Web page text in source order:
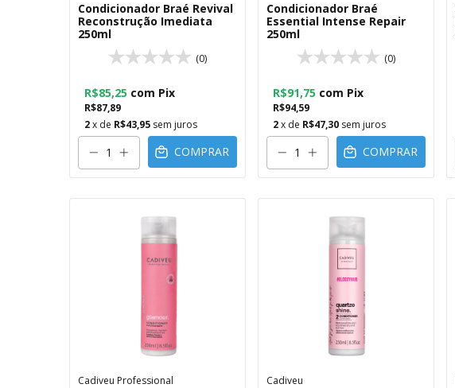
Condicionador Braé Revival
Reconstrução Imediata
250ml
(0)
R$87,89
R$85,25 com Pix
2x de R$43,95 sem juros
COMPRAR
Condicionador Braé
Essential Intense Repair
250ml
(0)
R$94,59
R$91,75 com Pix
2x de R$47,30 sem juros
COMPRAR
Cadiveu Professional Cadiveu